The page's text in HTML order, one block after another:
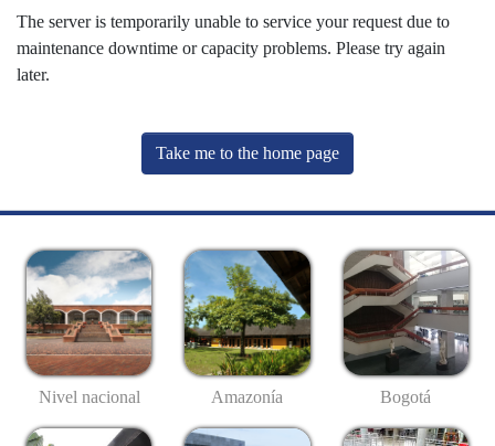
The server is temporarily unable to service your request due to
maintenance downtime or capacity problems. Please try again
later.
Take me to the home page
Nivel nacional Amazonía Bogotá